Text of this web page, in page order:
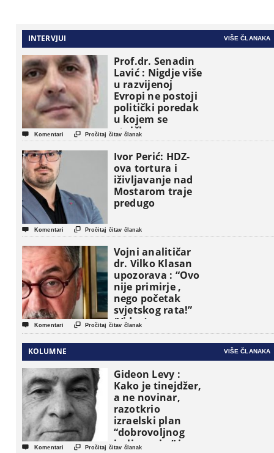
INTERVJUI VIŠE ČLANAKA
Prof.dr. Senadin
Lavić : Nigdje više
u razvijenoj
Evropi ne postoji
politički poredak
u kojem se
etničke grupe
pojavljuju kao
osnovne
političke jedinice
 Komentari  Pročitaj čitav članak
Ivor Perić: HDZ-
ova tortura i
iživljavanje nad
Mostarom traje
predugo
 Komentari  Pročitaj čitav članak
Vojni analitičar
dr. Vilko Klasan
upozorava : “Ovo
nije primirje ,
nego početak
svjetskog rata!”
(Video)
 Komentari  Pročitaj čitav članak
KOLUMNE VIŠE ČLANAKA
Gideon Levy :
Kako je tinejdžer,
a ne novinar,
razotkrio
izraelski plan
“dobrovoljnog
iseljavanja ” iz
 Komentari  Pročitaj čitav članak